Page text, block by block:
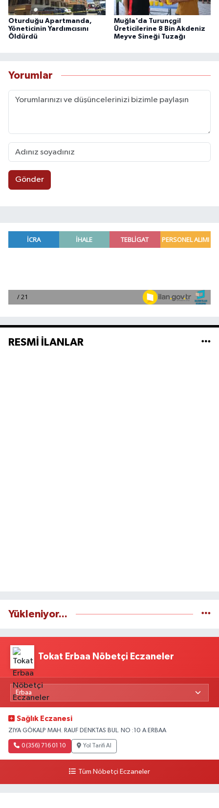
Oturduğu Apartmanda,
Yöneticinin Yardımcısını
Öldürdü
Muğla'da Turunçgil
Üreticilerine 8 Bin Akdeniz
Meyve Sineği Tuzağı
Yorumlar
Gönder
RESMİ İLANLAR
Yükleniyor...
Tokat Erbaa Nöbetçi Eczaneler
Sağlık Eczanesi
ZIYA GÖKALP MAH. RAUF DENKTAS BUL. NO :10 A ERBAA
0 (356) 716 01 10 Yol Tarifi Al
Tüm Nöbetçi Eczaneler